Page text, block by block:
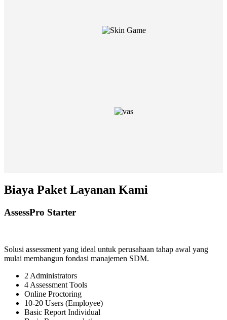
Biaya Paket Layanan Kami
AssessPro Starter
Solusi assessment yang ideal untuk perusahaan tahap awal yang
mulai membangun fondasi manajemen SDM.
2 Administrators
4 Assessment Tools
Online Proctoring
10-20 Users (Employee)
Basic Report Individual